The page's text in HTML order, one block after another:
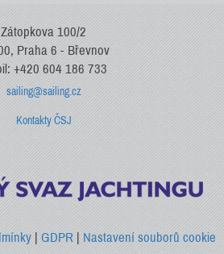
Zátopkova 100/2
Praha 6 - Břevnov
+420 604 186 733
sailing@sailing.cz
Kontakty ČSJ
| GDPR|Nastavení souborů cookie